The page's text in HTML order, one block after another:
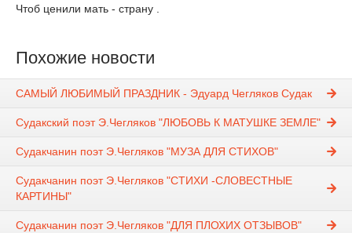
Чтоб ценили мать - страну .
Похожие новости
САМЫЙ ЛЮБИМЫЙ ПРАЗДНИК - Эдуард Чегляков Судак
Судакский поэт Э.Чегляков "ЛЮБОВЬ К МАТУШКЕ ЗЕМЛЕ"
Судакчанин поэт Э.Чегляков "МУЗА ДЛЯ СТИХОВ"
Судакчанин поэт Э.Чегляков "СТИХИ -СЛОВЕСТНЫЕ
КАРТИНЫ"
Судакчанин поэт Э.Чегляков "ДЛЯ ПЛОХИХ ОТЗЫВОВ"